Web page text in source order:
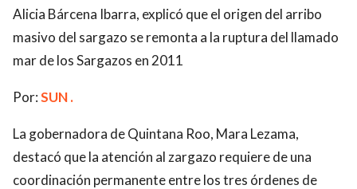
Alicia Bárcena Ibarra, explicó que el origen del arribo
masivo del sargazo se remonta a la ruptura del llamado
mar de los Sargazos en 2011
Por:SUN .
La gobernadora de Quintana Roo, Mara Lezama,
destacó que la atención al zargazo requiere de una
coordinación permanente entre los tres órdenes de